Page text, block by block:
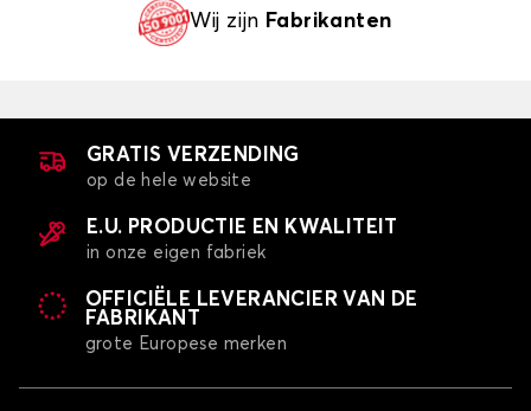
Wij zijn Fabrikanten
GRATIS VERZENDING
op de hele website
E.U. PRODUCTIE EN KWALITEIT
in onze eigen fabriek
OFFICIËLE LEVERANCIER VAN DE
FABRIKANT
grote Europese merken